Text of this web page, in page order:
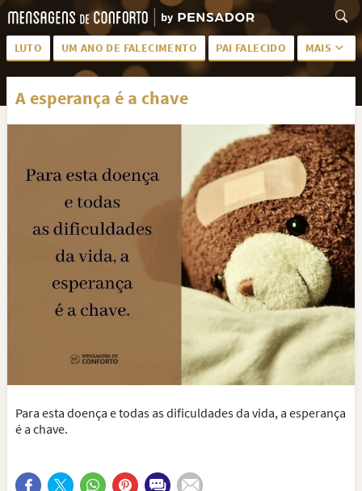
LUTO UM ANO DE FALECIMENTO PAI FALECIDO MAIS
LUTO PARA AMIGA PALAVRAS
SAUDADES DA MÃE
DESCANSE EM PAZ
MEUS SENTIMENTOS PÊSAMES PARA AMIGO
FRASES DE LUTO PARA AMIGO FIM DE NAMORO
TODAS AS CATEGORIAS
A esperança é a chave
Para esta doença e todas as dificuldades da vida, a esperança
é a chave.